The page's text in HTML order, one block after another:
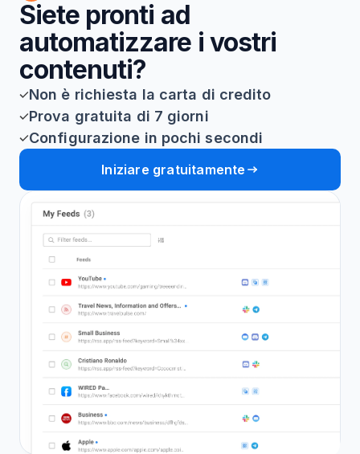
Siete pronti ad
automatizzare i vostri
contenuti?
Non è richiesta la carta di credito
Prova gratuita di 7 giorni
Configurazione in pochi secondi
Iniziare gratuitamente